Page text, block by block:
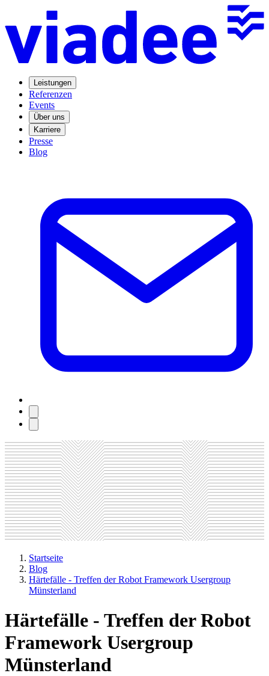
Leistungen
Referenzen
Events
Über uns
Karriere
Presse
Blog
Startseite
Blog
Härtefälle - Treffen der Robot Framework Usergroup
Münsterland
Härtefälle - Treffen der Robot
Framework Usergroup
Münsterland